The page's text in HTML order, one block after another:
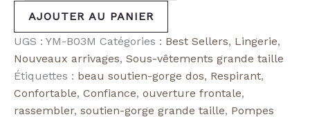
AJOUTER AU PANIER
UGS : YM-B03M Catégories : Best Sellers, Lingerie,
Nouveaux arrivages, Sous-vêtements grande taille
Étiquettes : beau soutien-gorge dos, Respirant,
Confortable, Confiance, ouverture frontale,
rassembler, soutien-gorge grande taille, Pompes